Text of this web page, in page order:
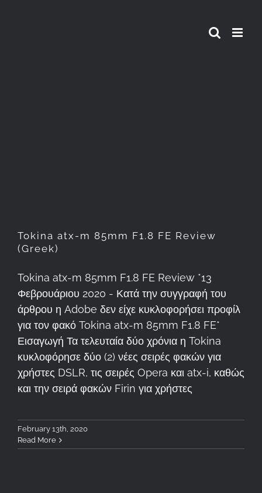
Tokina atx-m 85mm F1.8 FE Review
(Greek)
Tokina atx-m 85mm F1.8 FE Review *13
Φεβρουάριου 2020 - Κατά την συγγραφή του
άρθρου η Adobe δεν είχε κυκλοφορήσει προφίλ
για τον φακό Tokina atx-m 85mm F1.8 FE*
Εισαγωγή Τα τελευταία δύο χρόνια η Tokina
κυκλοφόρησε δύο (2) νέες σειρές φακών για
χρήστες DSLR, τις σειρές Opera και atx-i, καθώς
και την σειρά φακών Firin για χρήστες
February 13th, 2020
Read More